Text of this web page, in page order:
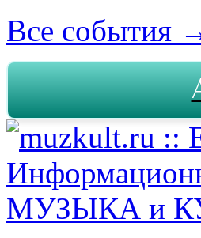
Все события